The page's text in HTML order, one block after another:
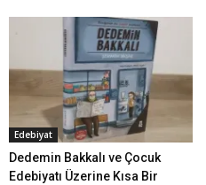
Edebiyat
Dedemin Bakkalı ve Çocuk
Edebiyatı Üzerine Kısa Bir